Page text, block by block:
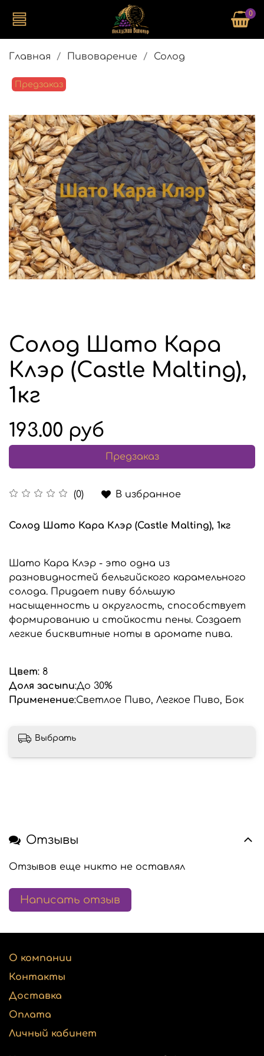
0
Главная Пивоварение Солод
Предзаказ
Солод Шато Кара
Клэр (Castle Malting),
1кг
(0) В избранное
193.00 руб
Предзаказ
Солод Шато Кара Клэр (Castle Malting), 1кг
Шато Кара Клэр - это одна из
разновидностей бельгийского карамельного
солода. Придает пиву бóльшую
насыщенность и округлость, способствует
формированию и стойкости пены. Создает
легкие бисквитные ноты в аромате пива.
Цвет: 8
Доля засыпи:До 30%
Применение:Светлое Пиво, Легкое Пиво, Бок
Выбрать
Отзывы
Отзывов еще никто не оставлял
Написать отзыв
О компании
Контакты
Доставка
Оплата
Личный кабинет